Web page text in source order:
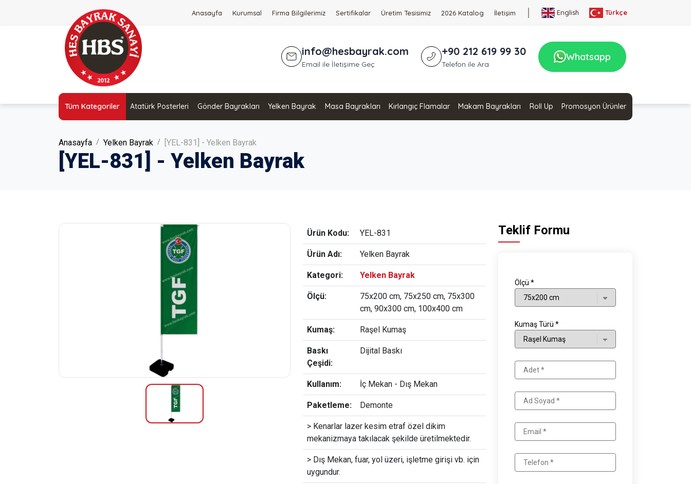
Anasayfa Kurumsal Firma Bilgilerimiz Sertifikalar Üretim Tesisimiz 2026 Katalog İletişim English Türkçe
info@hesbayrak.com
Email ile İletişime Geç
+90 212 619 99 30
Telefon ile Ara
Whatsapp
Tüm Kategoriler Atatürk Posterleri Gönder Bayrakları Yelken Bayrak Masa Bayrakları Kırlangıç Flamalar Makam Bayrakları Roll Up Promosyon Ürünler
Anasayfa Yelken Bayrak [YEL-831] - Yelken Bayrak
[YEL-831] - Yelken Bayrak
Ürün Kodu: YEL-831
Ürün Adı: Yelken Bayrak
Kategori: Yelken Bayrak
Ölçü:
75x200 cm, 75x250 cm, 75x300
cm, 90x300 cm, 100x400 cm
Kumaş: Raşel Kumaş
Baskı
Çeşidi:
Dijital Baskı
Kullanım: İç Mekan - Dış Mekan
Paketleme: Demonte
> Kenarlar lazer kesim etraf özel dikim
mekanizmaya takılacak şekilde üretilmektedir.
> Dış Mekan, fuar, yol üzeri, işletme girişi vb. için
uygundur.
Teklif Formu
Ölçü *
Kumaş Türü *